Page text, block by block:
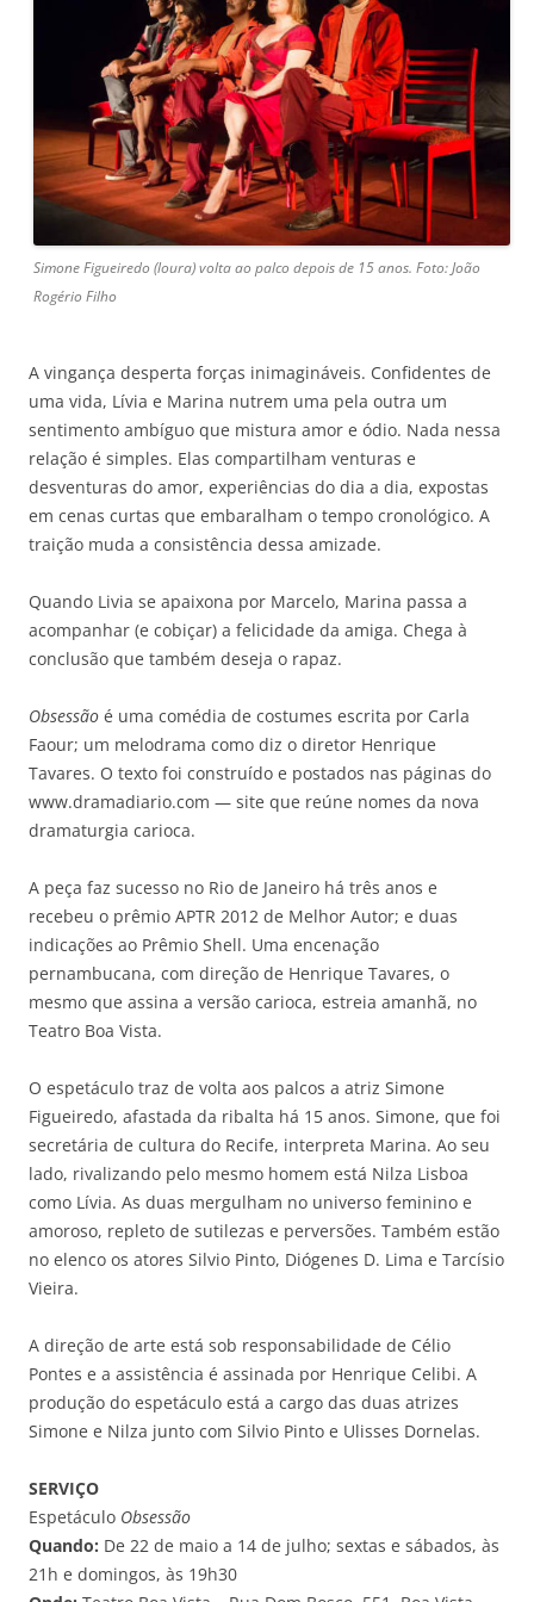
Simone Figueiredo (loura) volta ao palco depois de 15 anos. Foto: João
Rogério Filho
A vingança desperta forças inimagináveis. Confidentes de
uma vida, Lívia e Marina nutrem uma pela outra um
sentimento ambíguo que mistura amor e ódio. Nada nessa
relação é simples. Elas compartilham venturas e
desventuras do amor, experiências do dia a dia, expostas
em cenas curtas que embaralham o tempo cronológico. A
traição muda a consistência dessa amizade.
Quando Livia se apaixona por Marcelo, Marina passa a
acompanhar (e cobiçar) a felicidade da amiga. Chega à
conclusão que também deseja o rapaz.
Obsessão é uma comédia de costumes escrita por Carla
Faour; um melodrama como diz o diretor Henrique
Tavares. O texto foi construído e postados nas páginas do
www.dramadiario.com — site que reúne nomes da nova
dramaturgia carioca.
A peça faz sucesso no Rio de Janeiro há três anos e
recebeu o prêmio APTR 2012 de Melhor Autor; e duas
indicações ao Prêmio Shell. Uma encenação
pernambucana, com direção de Henrique Tavares, o
mesmo que assina a versão carioca, estreia amanhã, no
Teatro Boa Vista.
O espetáculo traz de volta aos palcos a atriz Simone
Figueiredo, afastada da ribalta há 15 anos. Simone, que foi
secretária de cultura do Recife, interpreta Marina. Ao seu
lado, rivalizando pelo mesmo homem está Nilza Lisboa
como Lívia. As duas mergulham no universo feminino e
amoroso, repleto de sutilezas e perversões. Também estão
no elenco os atores Silvio Pinto, Diógenes D. Lima e Tarcísio
Vieira.
A direção de arte está sob responsabilidade de Célio
Pontes e a assistência é assinada por Henrique Celibi. A
produção do espetáculo está a cargo das duas atrizes
Simone e Nilza junto com Silvio Pinto e Ulisses Dornelas.
SERVIÇO
Espetáculo Obsessão
Quando: De 22 de maio a 14 de julho; sextas e sábados, às
21h e domingos, às 19h30